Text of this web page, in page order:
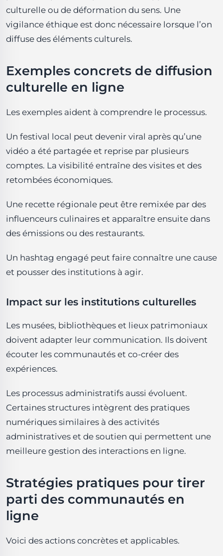
culturelle ou de déformation du sens. Une
vigilance éthique est donc nécessaire lorsque l’on
diffuse des éléments culturels.
Exemples concrets de diffusion
culturelle en ligne
Les exemples aident à comprendre le processus.
Un festival local peut devenir viral après qu’une
vidéo a été partagée et reprise par plusieurs
comptes. La visibilité entraîne des visites et des
retombées économiques.
Une recette régionale peut être remixée par des
influenceurs culinaires et apparaître ensuite dans
des émissions ou des restaurants.
Un hashtag engagé peut faire connaître une cause
et pousser des institutions à agir.
Impact sur les institutions culturelles
Les musées, bibliothèques et lieux patrimoniaux
doivent adapter leur communication. Ils doivent
écouter les communautés et co-créer des
expériences.
Les processus administratifs aussi évoluent.
Certaines structures intègrent des pratiques
numériques similaires à des activités
administratives et de soutien qui permettent une
meilleure gestion des interactions en ligne.
Stratégies pratiques pour tirer
parti des communautés en
ligne
Voici des actions concrètes et applicables.